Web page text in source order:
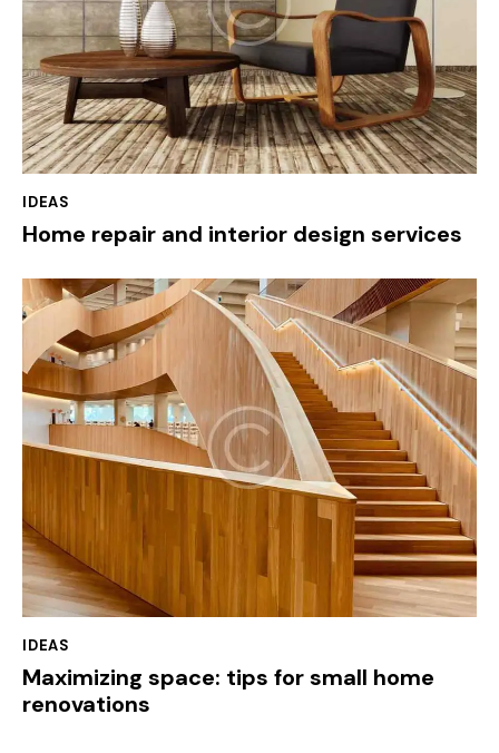
IDEAS
Home repair and interior design services
IDEAS
Maximizing space: tips for small home
renovations